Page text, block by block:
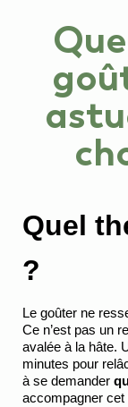
Quel
?
Le goûter ne
Ce n’est pas un
avalée à la hâte.
minutes pour
à se demander
accompagner cet